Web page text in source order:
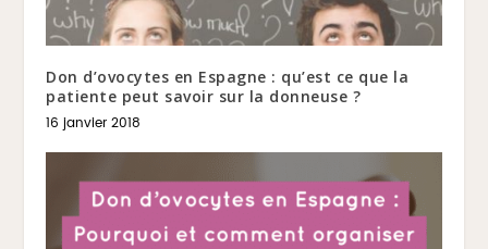
Don d’ovocytes en Espagne : qu’est ce que la
patiente peut savoir sur la donneuse ?
16 janvier 2018